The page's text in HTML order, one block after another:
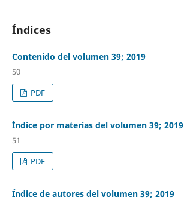
Índices
Contenido del volumen 39; 2019
50
PDF
Índice por materias del volumen 39; 2019
51
PDF
Índice de autores del volumen 39; 2019